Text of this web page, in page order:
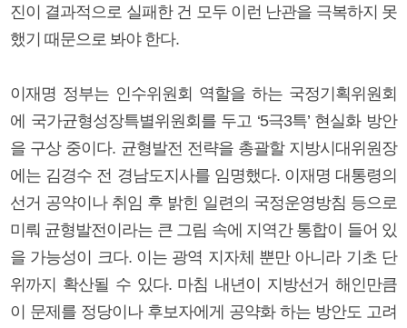
진이 결과적으로 실패한 건 모두 이런 난관을 극복하지 못
했기 때문으로 봐야 한다.
이재명 정부는 인수위원회 역할을 하는 국정기획위원회
에 국가균형성장특별위원회를 두고 ‘5극3특’ 현실화 방안
을 구상 중이다. 균형발전 전략을 총괄할 지방시대위원장
에는 김경수 전 경남도지사를 임명했다. 이재명 대통령의
선거 공약이나 취임 후 밝힌 일련의 국정운영방침 등으로
미뤄 균형발전이라는 큰 그림 속에 지역간 통합이 들어 있
을 가능성이 크다. 이는 광역 지자체 뿐만 아니라 기초 단
위까지 확산될 수 있다. 마침 내년이 지방선거 해인만큼
이 문제를 정당이나 후보자에게 공약화 하는 방안도 고려